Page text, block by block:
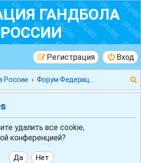
ГАНДБОЛА
РОССИИ
Вход
Регистрация
России
удалить все cookie,
конференцией?